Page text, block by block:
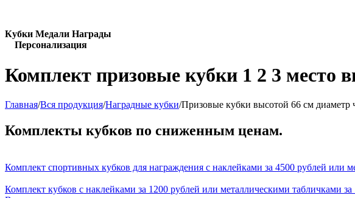
Кубки Медали Награды
Персонализация
Комплект призовые кубки 1 2 3 место
Главная/Вся продукция/Наградные кубки/Призовые кубки высотой 66 см диаметр
Комплекты кубков по сниженным ценам.
Комплект спортивных кубков для награждения с наклейками за 4500 рублей или
Комплект кубков с наклейками за 1200 рублей или металлическими табличками за